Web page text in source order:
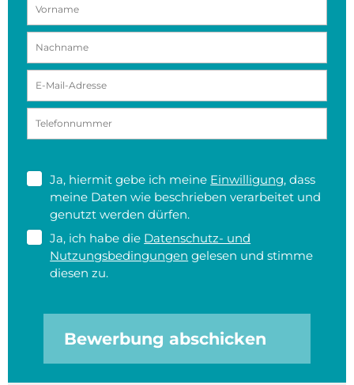
Ja, hiermit gebe ich meine Einwilligung, dass
meine Daten wie beschrieben verarbeitet und
genutzt werden dürfen.
Ja, ich habe die Datenschutz- und
Nutzungsbedingungen gelesen und stimme
diesen zu.
Bewerbung abschicken